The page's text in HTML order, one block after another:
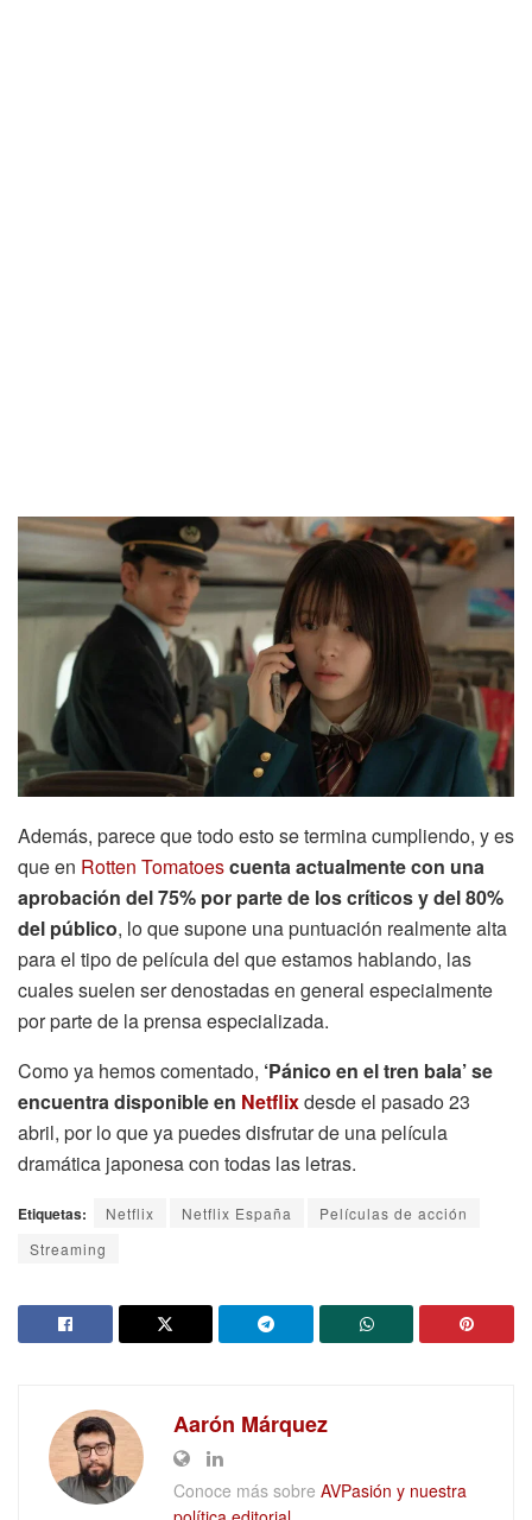
Además, parece que todo esto se termina cumpliendo, y es
que en Rotten Tomatoescuenta actualmente con una
aprobación del 75% por parte de los críticos y del 80%
del público, lo que supone una puntuación realmente alta
para el tipo de película del que estamos hablando, las
cuales suelen ser denostadas en general especialmente
por parte de la prensa especializada.
Como ya hemos comentado, ‘Pánico en el tren bala’ se
encuentra disponible en Netflixdesde el pasado 23
abril, por lo que ya puedes disfrutar de una película
dramática japonesa con todas las letras.
Etiquetas: Netflix Netflix España
Películas de acción
Streaming
Aarón Márquez
Conoce más sobre AVPasión y nuestra